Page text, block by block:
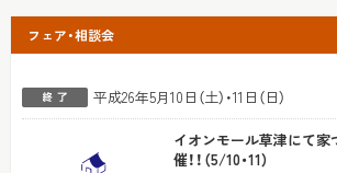
フェア・相談会
平成26年5月10日（土）・11日（日）
イオンモール草津にて家
催！！（5/10・11）